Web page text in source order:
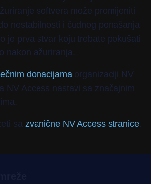
softvera može promijeniti
nestabilnosti i čudnog ponašanja
je prva stvar koju trebate pokušati
nakon ažuriranja.
donacijamaorganizaciji NV
NV Access nastavi sa značajnim
sa zvanične NV Access stranice.